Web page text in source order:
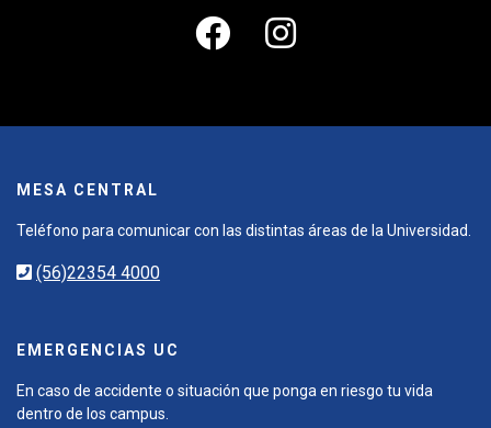
MESA CENTRAL
Teléfono para comunicar con las distintas áreas de la Universidad.
(56)22354 4000
EMERGENCIAS UC
En caso de accidente o situación que ponga en riesgo tu vida
dentro de los campus.